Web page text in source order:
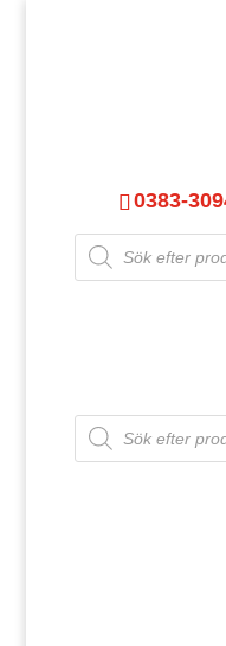
0383-
Products
search
Products
search